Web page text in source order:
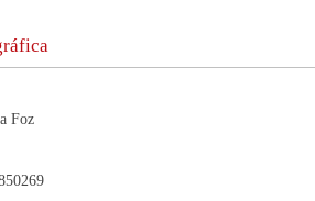
Foz